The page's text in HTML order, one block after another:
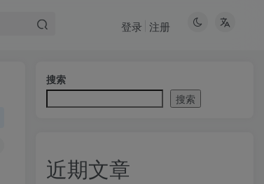
登录 注册
搜索
搜索
近期文章